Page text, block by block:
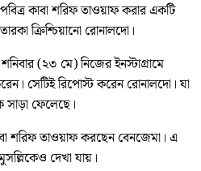
কাবা শরিফ তাওয়াফ করার একটি
ক্রিশ্চিয়ানো রোনালদো।
(২৩ মে) নিজের ইনস্টাগ্রামে
সেটিই রিপোস্ট করেন রোনালদো। যা
সাড়া ফেলেছে।
শরিফ তাওয়াফ করছেন বেনজেমা। এ
দেখা যায়।